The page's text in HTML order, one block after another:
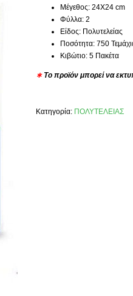
Μέγεθος: 24Χ24 cm
Φύλλα: 2
Είδος: Πολυτελείας
Ποσότητα: 750
Κιβώτιο: 5 Πακέτα
∗Το προϊόν μπορεί να
Κατηγορία: ΠΟΛΥΤΕΛΕΙΑΣ